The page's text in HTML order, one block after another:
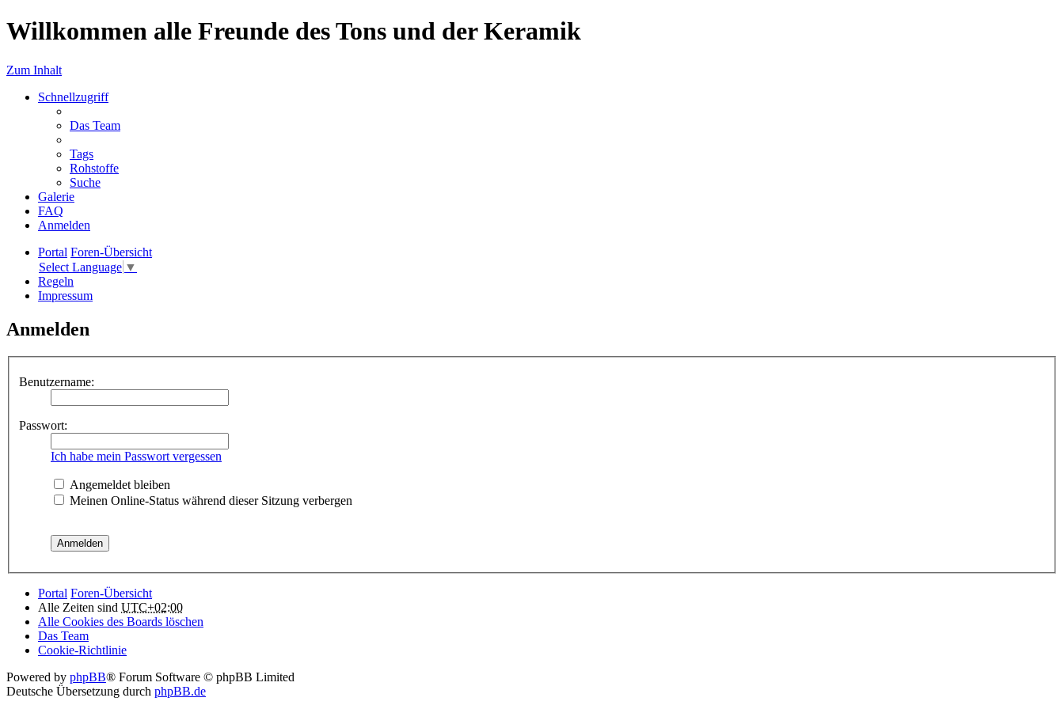
Willkommen alle Freunde des Tons und der Keramik
Zum Inhalt
Schnellzugriff
Das Team
Tags
Rohstoffe
Suche
Galerie
FAQ
Anmelden
Portal Foren-Übersicht
Select Language ▼
Regeln
Impressum
Anmelden
Benutzername:
Passwort:
Ich habe mein Passwort vergessen
Angemeldet bleiben
Meinen Online-Status während dieser Sitzung verbergen
Portal Foren-Übersicht
Alle Zeiten sind UTC+02:00
Alle Cookies des Boards löschen
Das Team
Cookie-Richtlinie
Powered by phpBB® Forum Software © phpBB Limited
Deutsche Übersetzung durch phpBB.de